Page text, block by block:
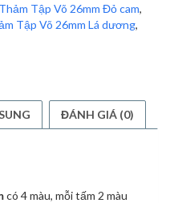
Thảm Tập Võ 26mm Đỏ cam,
Tập Võ 26mm Lá dương,
ĐÁNH GIÁ (0)
có 4 màu, mỗi tấm 2 màu